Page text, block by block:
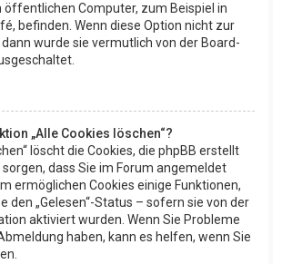
öffentlichen Computer, zum Beispiel in
befinden. Wenn diese Option nicht zur
wurde sie vermutlich von der Board-
„Alle Cookies löschen“?
löscht die Cookies, die phpBB erstellt
dass Sie im Forum angemeldet
ermöglichen Cookies einige Funktionen,
den „Gelesen“-Status – sofern sie von der
aktiviert wurden. Wenn Sie Probleme
haben, kann es helfen, wenn Sie